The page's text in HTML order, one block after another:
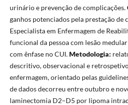
urinário e prevenção de complicações.
ganhos potenciados pela prestação de
Especialista em Enfermagem de
funcional da pessoa com lesão
com ênfase no CUI.Metodologia:
descritivo, observacional e
enfermagem, orientado pelas
de dados decorreu entre outubro e
laminectomia D2–D5 por lipoma